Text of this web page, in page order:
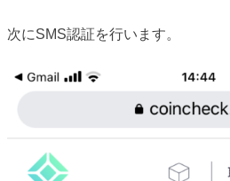
次にSMS認証を行います。